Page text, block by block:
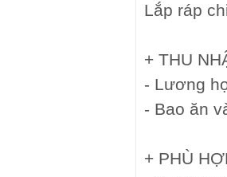
Lắp ráp
+ THU
- Lương
- Bao ăn
+ PHÙ